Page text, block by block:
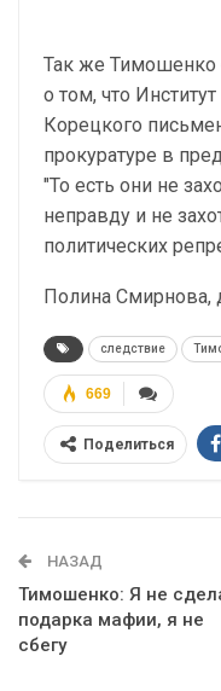
Так же Тимошенко
о том, что
Корецкого
прокуратуре в
"То есть они не
неправду и не
политических
Полина Смирнова,
следствие
669
Поделиться
НАЗАД
Тимошенко: Я не
подарка мафии, я не
сбегу